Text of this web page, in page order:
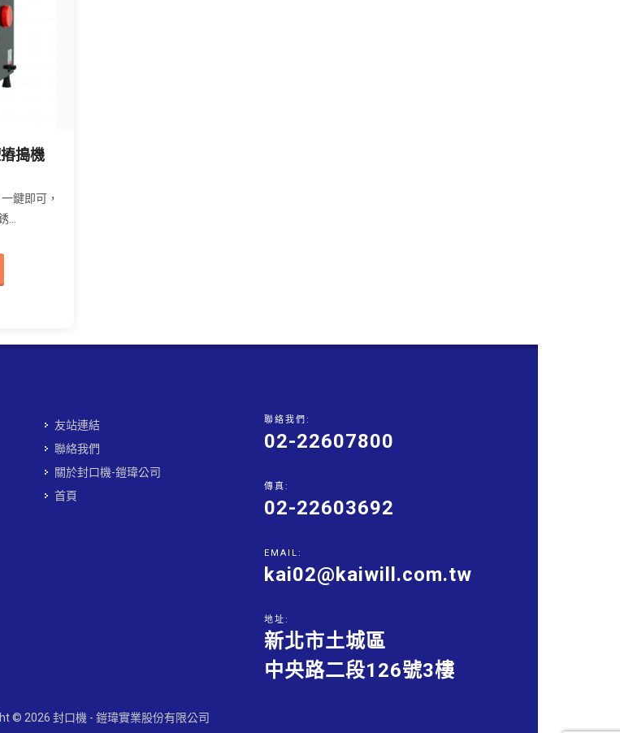
搗機
鍵即可，
友站連結
聯絡我們
關於封口機-鎧瑋公司
首頁
聯絡我們:
02-22607800
傳真:
02-22603692
EMAIL:
kai02@kaiwill.com.tw
地址:
新北市土城區
中央路二段126號3樓
© 2026 封口機 - 鎧瑋實業股份有限公司